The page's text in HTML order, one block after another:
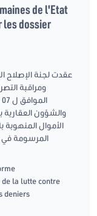
de l'Etat
les dossier
عقدت لجنة الإصلاح
ومراقبة
والشؤون العقارية
الأموال المنهوبة
المرسومة في
la lutte contre
deniers